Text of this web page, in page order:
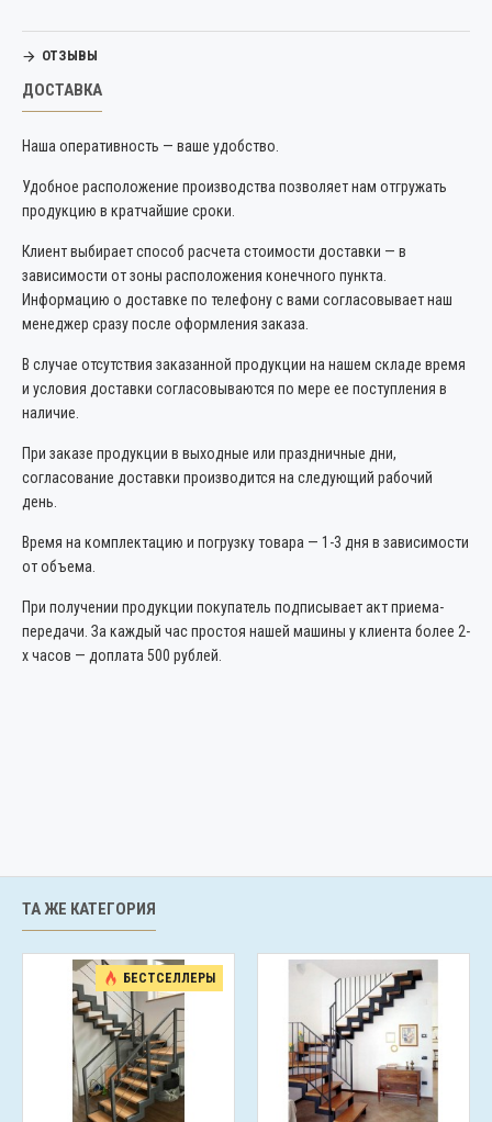
ОТЗЫВЫ
ДОСТАВКА
Наша оперативность — ваше удобство.
Удобное расположение производства позволяет нам отгружать
продукцию в кратчайшие сроки.
Клиент выбирает способ расчета стоимости доставки — в
зависимости от зоны расположения конечного пункта.
Информацию о доставке по телефону с вами согласовывает наш
менеджер сразу после оформления заказа.
В случае отсутствия заказанной продукции на нашем складе время
и условия доставки согласовываются по мере ее поступления в
наличие.
При заказе продукции в выходные или праздничные дни,
согласование доставки производится на следующий рабочий
день.
Время на комплектацию и погрузку товара — 1-3 дня в зависимости
от объема.
При получении продукции покупатель подписывает акт приема-
передачи. За каждый час простоя нашей машины у клиента более 2-
х часов — доплата 500 рублей.
ТА ЖЕ КАТЕГОРИЯ
БЕСТСЕЛЛЕРЫ